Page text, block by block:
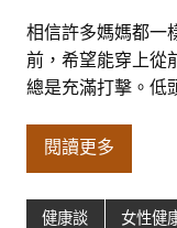
相信許多媽媽都一
前，希望能穿上從
總是充滿打擊。低
閱讀更多
健康談 女性健